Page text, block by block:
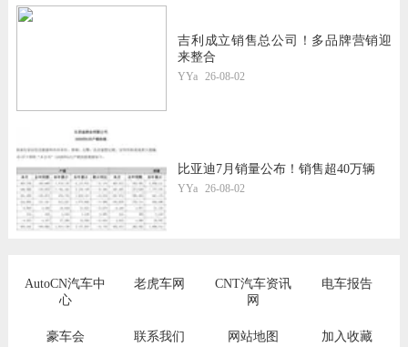
吉利成立销售总公司！多品牌营销迎
来整合
YYa 26-08-02
比亚迪7月销量公布！销售超40万辆
YYa 26-08-02
AutoCN汽车中
心
老虎车网
CNT汽车资讯
网
电车报告
豪车会 联系我们 网站地图 加入收藏